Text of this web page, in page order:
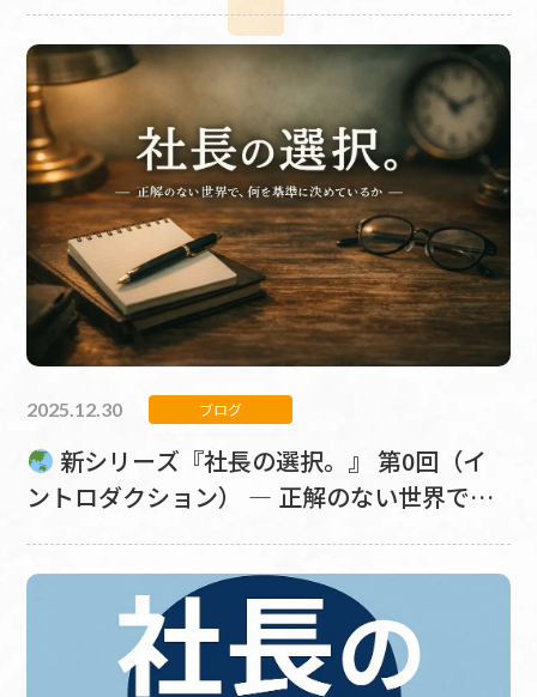
2025.12.30 ブログ
新シリーズ『社長の選択。』 第0回（イ
ントロダクション） ― 正解のない世界で、